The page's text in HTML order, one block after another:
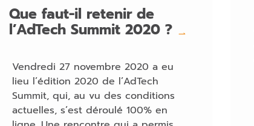
Que faut-il retenir de
l’AdTech Summit 2020 ? →
Vendredi 27 novembre 2020 a eu
lieu l’édition 2020 de l’AdTech
Summit, qui, au vu des conditions
actuelles, s’est déroulé 100% en